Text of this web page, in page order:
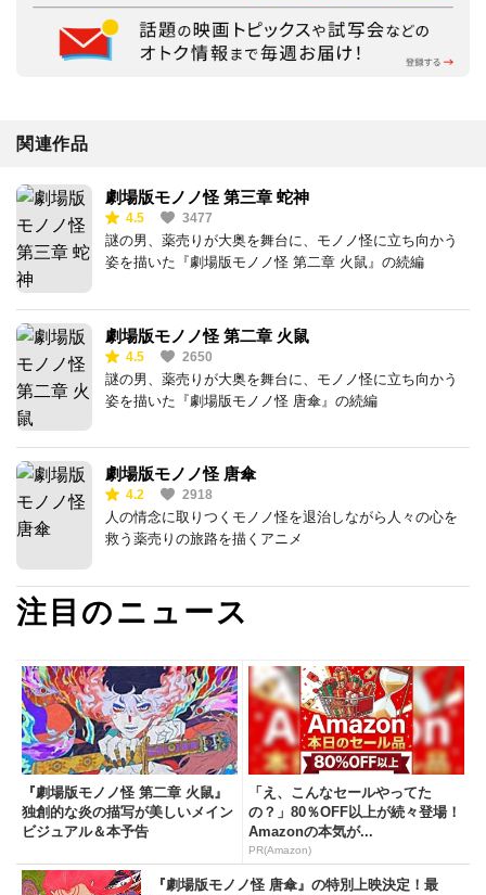
関連作品
劇場版モノノ怪 第三章 蛇神
4.5 3477
謎の男、薬売りが大奥を舞台に、モノノ怪に立ち向かう
姿を描いた『劇場版モノノ怪 第二章 火鼠』の続編
劇場版モノノ怪 第二章 火鼠
4.5 2650
謎の男、薬売りが大奥を舞台に、モノノ怪に立ち向かう
姿を描いた『劇場版モノノ怪 唐傘』の続編
劇場版モノノ怪 唐傘
4.2 2918
人の情念に取りつくモノノ怪を退治しながら人々の心を
救う薬売りの旅路を描くアニメ
注目のニュース
『劇場版モノノ怪 第二章 火鼠』
独創的な炎の描写が美しいメイン
ビジュアル＆本予告
「え、こんなセールやってた
の？」80％OFF以上が続々登場！
Amazonの本気が...
PR(Amazon)
『劇場版モノノ怪 唐傘』の特別上映決定！最